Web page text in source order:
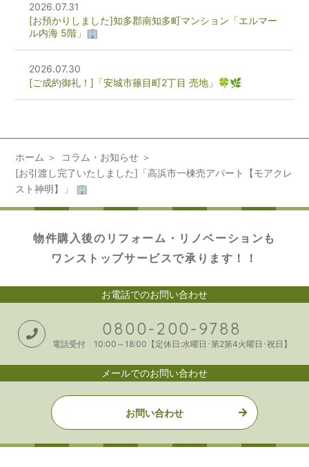
2026.07.31
[お預かりしました]知多郡南知多町マンション「エルマー
ル内海 5階」🏢
2026.07.30
[ご成約御礼！]「安城市篠目町2丁目 売地」🍀🌿
ホーム
コラム・お知らせ
[お引渡し完了いたしました]「高浜市一棟売アパート【モアクレ
スト神明】」 🏢
物件購入後のリフォーム・リノベーションも
ワンストップサービスで承ります！！
お電話でのお問い合わせ
0800-200-9788
電話受付 10:00～18:00【定休日:水曜日･第2第4火曜日･祝日】
メールでのお問い合わせ
お問い合わせ